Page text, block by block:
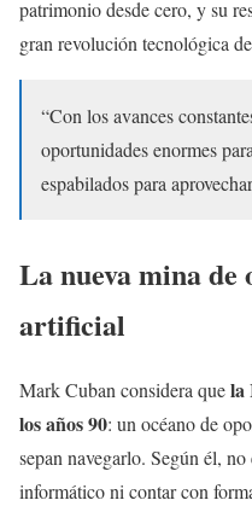
patrimonio desde cero, y su
gran revolución tecnológica
“Con los avances
oportunidades enormes
espabilados para
La nueva mina
artificial
Mark Cuban considera quela
los años 90: un océano de
sepan navegarlo. Según él,
informático ni contar con